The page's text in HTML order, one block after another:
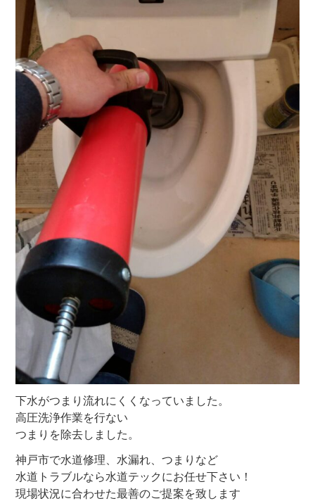
下水がつまり流れにくくなっていました。
高圧洗浄作業を行ない
つまりを除去しました。
神戸市で水道修理、水漏れ、つまりなど
水道トラブルなら水道テックにお任せ下さい！
現場状況に合わせた最善のご提案を致します